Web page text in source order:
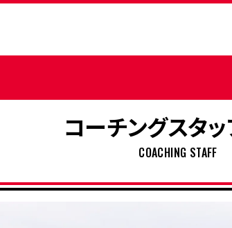
コーチングスタ
COACHING STAFF